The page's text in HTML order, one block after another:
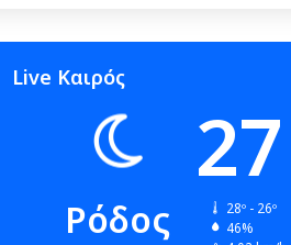
Live Καιρός
Ρόδος
27
28º - 26º
46%